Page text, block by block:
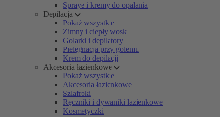
Spraye i kremy do opalania
Depilacja
Pokaż wszystkie
Zimny i ciepły wosk
Golarki i depilatory
Pielęgnacja przy goleniu
Krem do depilacji
Akcesoria łazienkowe
Pokaż wszystkie
Akcesoria łazienkowe
Szlafroki
Ręczniki i dywaniki łazienkowe
Kosmetyczki